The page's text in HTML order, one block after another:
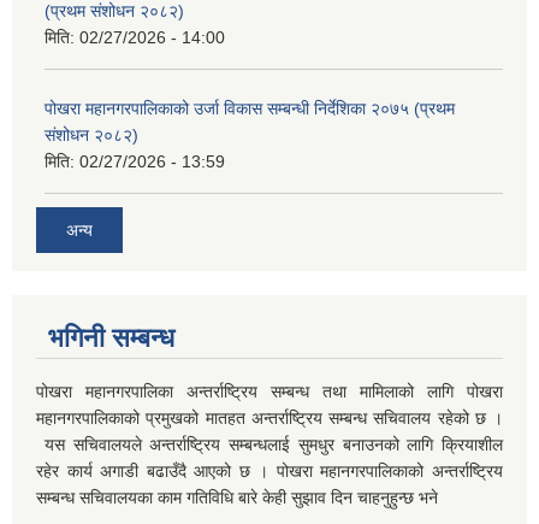
(प्रथम संशोधन २०८२)
मिति: 02/27/2026 - 14:00
पोखरा महानगरपालिकाको उर्जा विकास सम्बन्धी निर्देशिका २०७५ (प्रथम
संशोधन २०८२)
मिति: 02/27/2026 - 13:59
अन्य
भगिनी सम्बन्ध
पोखरा महानगरपालिका अन्तर्राष्ट्रिय सम्बन्ध तथा मामिलाको लागि पोखरा
महानगरपालिकाको प्रमुखको मातहत अन्तर्राष्ट्रिय सम्बन्ध सचिवालय रहेको छ ।
यस सचिवालयले अन्तर्राष्ट्रिय सम्बन्धलाई सुमधुर बनाउनको लागि क्रियाशील
रहेर कार्य अगाडी बढाउँदै आएको छ । पोखरा महानगरपालिकाको अन्तर्राष्ट्रिय
सम्बन्ध सचिवालयका काम गतिविधि बारे केही सुझाव दिन चाहनुहुन्छ भने